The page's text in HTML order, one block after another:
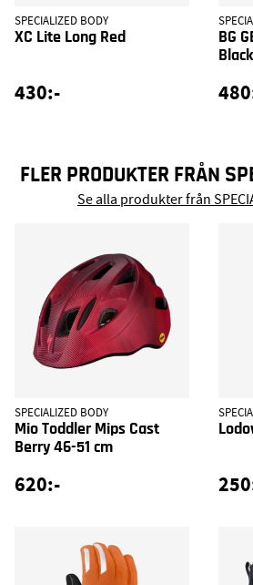
SPECIALIZED BODY
XC Lite Long Red
430:-
BG
FLER PRODUKTER FRÅN
Se alla produkter från
SPECIALIZED BODY
Mio Toddler Mips Cast
Berry 46-51 cm
620:-